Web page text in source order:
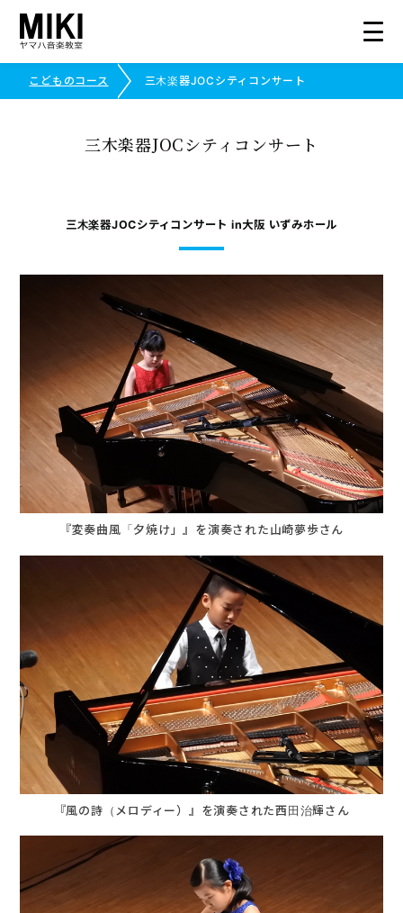
コース紹介
生徒さまの声
写真で見る三木楽器
ピアノ・エレクトーンコンクール
お申込み・お問い合わせ
こどものコース 三木楽器JOCシティコンサート
三木楽器JOCシティコンサート
三木楽器JOCシティコンサート in大阪 いずみホール
『変奏曲風「夕焼け」』を演奏された山崎夢歩さん
『風の詩（メロディー）』を演奏された西田治輝さん